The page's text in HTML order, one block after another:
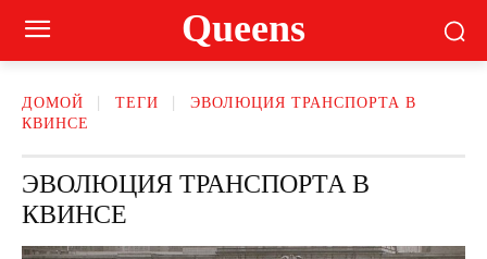
Queens
ДОМОЙ ТЕГИ
ЭВОЛЮЦИЯ ТРАНСПОРТА В
КВИНСЕ
ЭВОЛЮЦИЯ ТРАНСПОРТА В
КВИНСЕ